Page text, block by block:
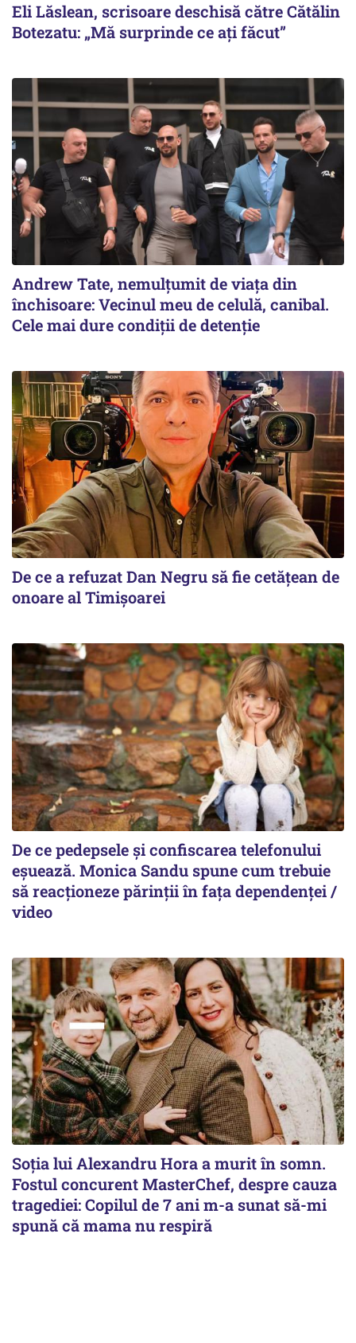
Eli Lăslean, scrisoare deschisă către Cătălin
Botezatu: „Mă surprinde ce ați făcut”
Andrew Tate, nemulțumit de viața din
închisoare: Vecinul meu de celulă, canibal.
Cele mai dure condiții de detenție
De ce a refuzat Dan Negru să fie cetățean de
onoare al Timișoarei
De ce pedepsele și confiscarea telefonului
eșuează. Monica Sandu spune cum trebuie
să reacționeze părinții în fața dependenței /
video
Soția lui Alexandru Hora a murit în somn.
Fostul concurent MasterChef, despre cauza
tragediei: Copilul de 7 ani m-a sunat să-mi
spună că mama nu respiră